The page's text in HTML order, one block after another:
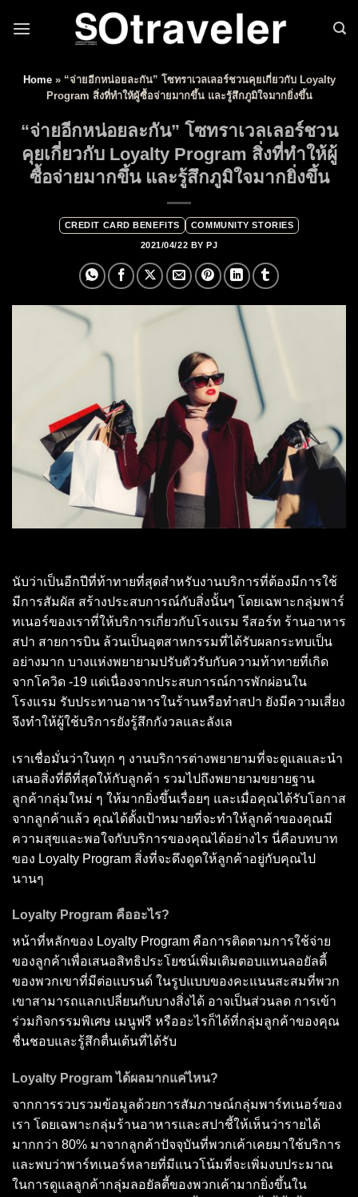
Home» “จ่ายอีกหน่อยละกัน” โซทราเวลเลอร์ชวนคุยเกี่ยวกับ Loyalty
Program สิ่งที่ทำให้ผู้ซื้อจ่ายมากขึ้น และรู้สึกภูมิใจมากยิ่งขึ้น
“จ่ายอีกหน่อยละกัน” โซทราเวลเลอร์ชวน
คุยเกี่ยวกับ Loyalty Program สิ่งที่ทำให้ผู้
ซื้อจ่ายมากขึ้น และรู้สึกภูมิใจมากยิ่งขึ้น
CREDIT CARD BENEFITS COMMUNITY STORIES
2021/04/22 BYPJ
นับว่าเป็นอีกปีที่ท้าทายที่สุดสำหรับงานบริการที่ต้องมีการใช้
มีการสัมผัส สร้างประสบการณ์กับสิ่งนั้นๆ โดยเฉพาะกลุ่มพาร์
ทเนอร์ของเราที่ให้บริการเกี่ยวกับโรงแรม รีสอร์ท ร้านอาหาร
สปา สายการบิน ล้วนเป็นอุตสาหกรรมที่ได้รับผลกระทบเป็น
อย่างมาก บางแห่งพยายามปรับตัวรับกับความท้าทายที่เกิด
จากโควิด -19 แต่เนื่องจากประสบการณ์การพักผ่อนใน
โรงแรม รับประทานอาหารในร้านหรือทำสปา ยังมีความเสี่ยง
จึงทำให้ผู้ใช้บริการยังรู้สึกกังวลและลังเล
เราเชื่อมั่นว่าในทุก ๆ งานบริการต่างพยายามที่จะดูแลและนำ
เสนอสิ่งที่ดีที่สุดให้กับลูกค้า รวมไปถึงพยายามขยายฐาน
ลูกค้ากลุ่มใหม่ ๆ ให้มากยิ่งขึ้นเรื่อยๆ และเมื่อคุณได้รับโอกาส
จากลูกค้าแล้ว คุณได้ตั้งเป้าหมายที่จะทำให้ลูกค้าของคุณมี
ความสุขและพอใจกับบริการของคุณได้อย่างไร นี่คือบทบาท
ของ Loyalty Program สิ่งที่จะดึงดูดให้ลูกค้าอยู่กับคุณไป
นานๆ
Loyalty Program คืออะไร?
หน้าที่หลักของ Loyalty Program คือการติดตามการใช้จ่าย
ของลูกค้าเพื่อเสนอสิทธิประโยชน์เพิ่มเติมตอบแทนลอยัลตี้
ของพวกเขาที่มีต่อแบรนด์ ในรูปแบบของคะแนนสะสมที่พวก
เขาสามารถแลกเปลี่ยนกับบางสิ่งได้ อาจเป็นส่วนลด การเข้า
ร่วมกิจกรรมพิเศษ เมนูฟรี หรืออะไรก็ได้ที่กลุ่มลูกค้าของคุณ
ชื่นชอบและรู้สึกตื่นเต้นที่ได้รับ
Loyalty Program ได้ผลมากแค่ไหน?
จากการรวบรวมข้อมูลด้วยการสัมภาษณ์กลุ่มพาร์ทเนอร์ของ
เรา โดยเฉพาะกลุ่มร้านอาหารและสปาชี้ให้เห็นว่ารายได้
มากกว่า 80% มาจากลูกค้าปัจจุบันที่พวกเค้าเคยมาใช้บริการ
และพบว่าพาร์ทเนอร์หลายที่มีแนวโน้มที่จะเพิ่มงบประมาณ
ในการดูแลลูกค้ากลุ่มลอยัลตี้ของพวกเค้ามากยิ่งขึ้นใน